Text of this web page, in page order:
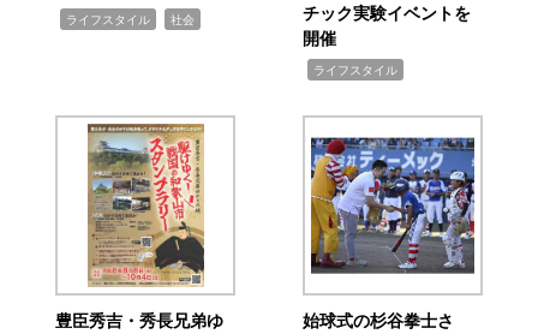
ライフスタイル 社会
チック実験イベントを
開催
ライフスタイル
豊臣秀吉・秀長兄弟ゆ
始球式の杉谷拳士さ